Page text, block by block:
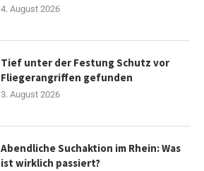
4. August 2026
Tief unter der Festung Schutz vor
Fliegerangriffen gefunden
3. August 2026
Abendliche Suchaktion im Rhein: Was
ist wirklich passiert?